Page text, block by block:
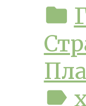
folder
label